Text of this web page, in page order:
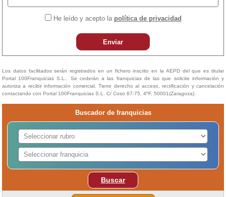
He leído y acepto la política de privacidad
Enviar
Los datos facilitados serán registrados en un fichero inscrito en la AEPD del que es titular
Portal 100Franquicias S.L.. Se cederán a las franquicias de las que solicite información y
autoriza a recibir información comercial. Tiene derecho al acceso, rectificación y cancelación
contactando con Portal 100Franquicias S.L. C/ Coso 67-75, 4ºF, 50001(Zaragoza).
Buscador de franquicias
Buscar